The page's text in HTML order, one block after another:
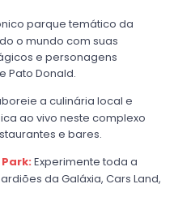
parque temático da
o mundo com suas
e personagens
Pato Donald.
a culinária local e
ao vivo neste complexo
e bares.
Experimente toda a
da Galáxia, Cars Land,